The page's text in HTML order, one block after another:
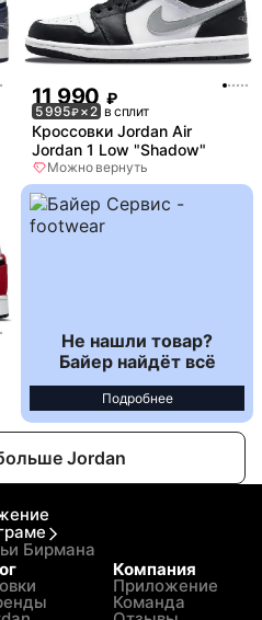
11 990 ₽
5 995₽× 2 в сплит
Кроссовки Jordan Air
Jordan 1 Low "Shadow"
Можно вернуть
Не нашли товар?
Байер найдёт всё
Подробнее
Jordan
Бирмана
Компания
Приложение
Команда